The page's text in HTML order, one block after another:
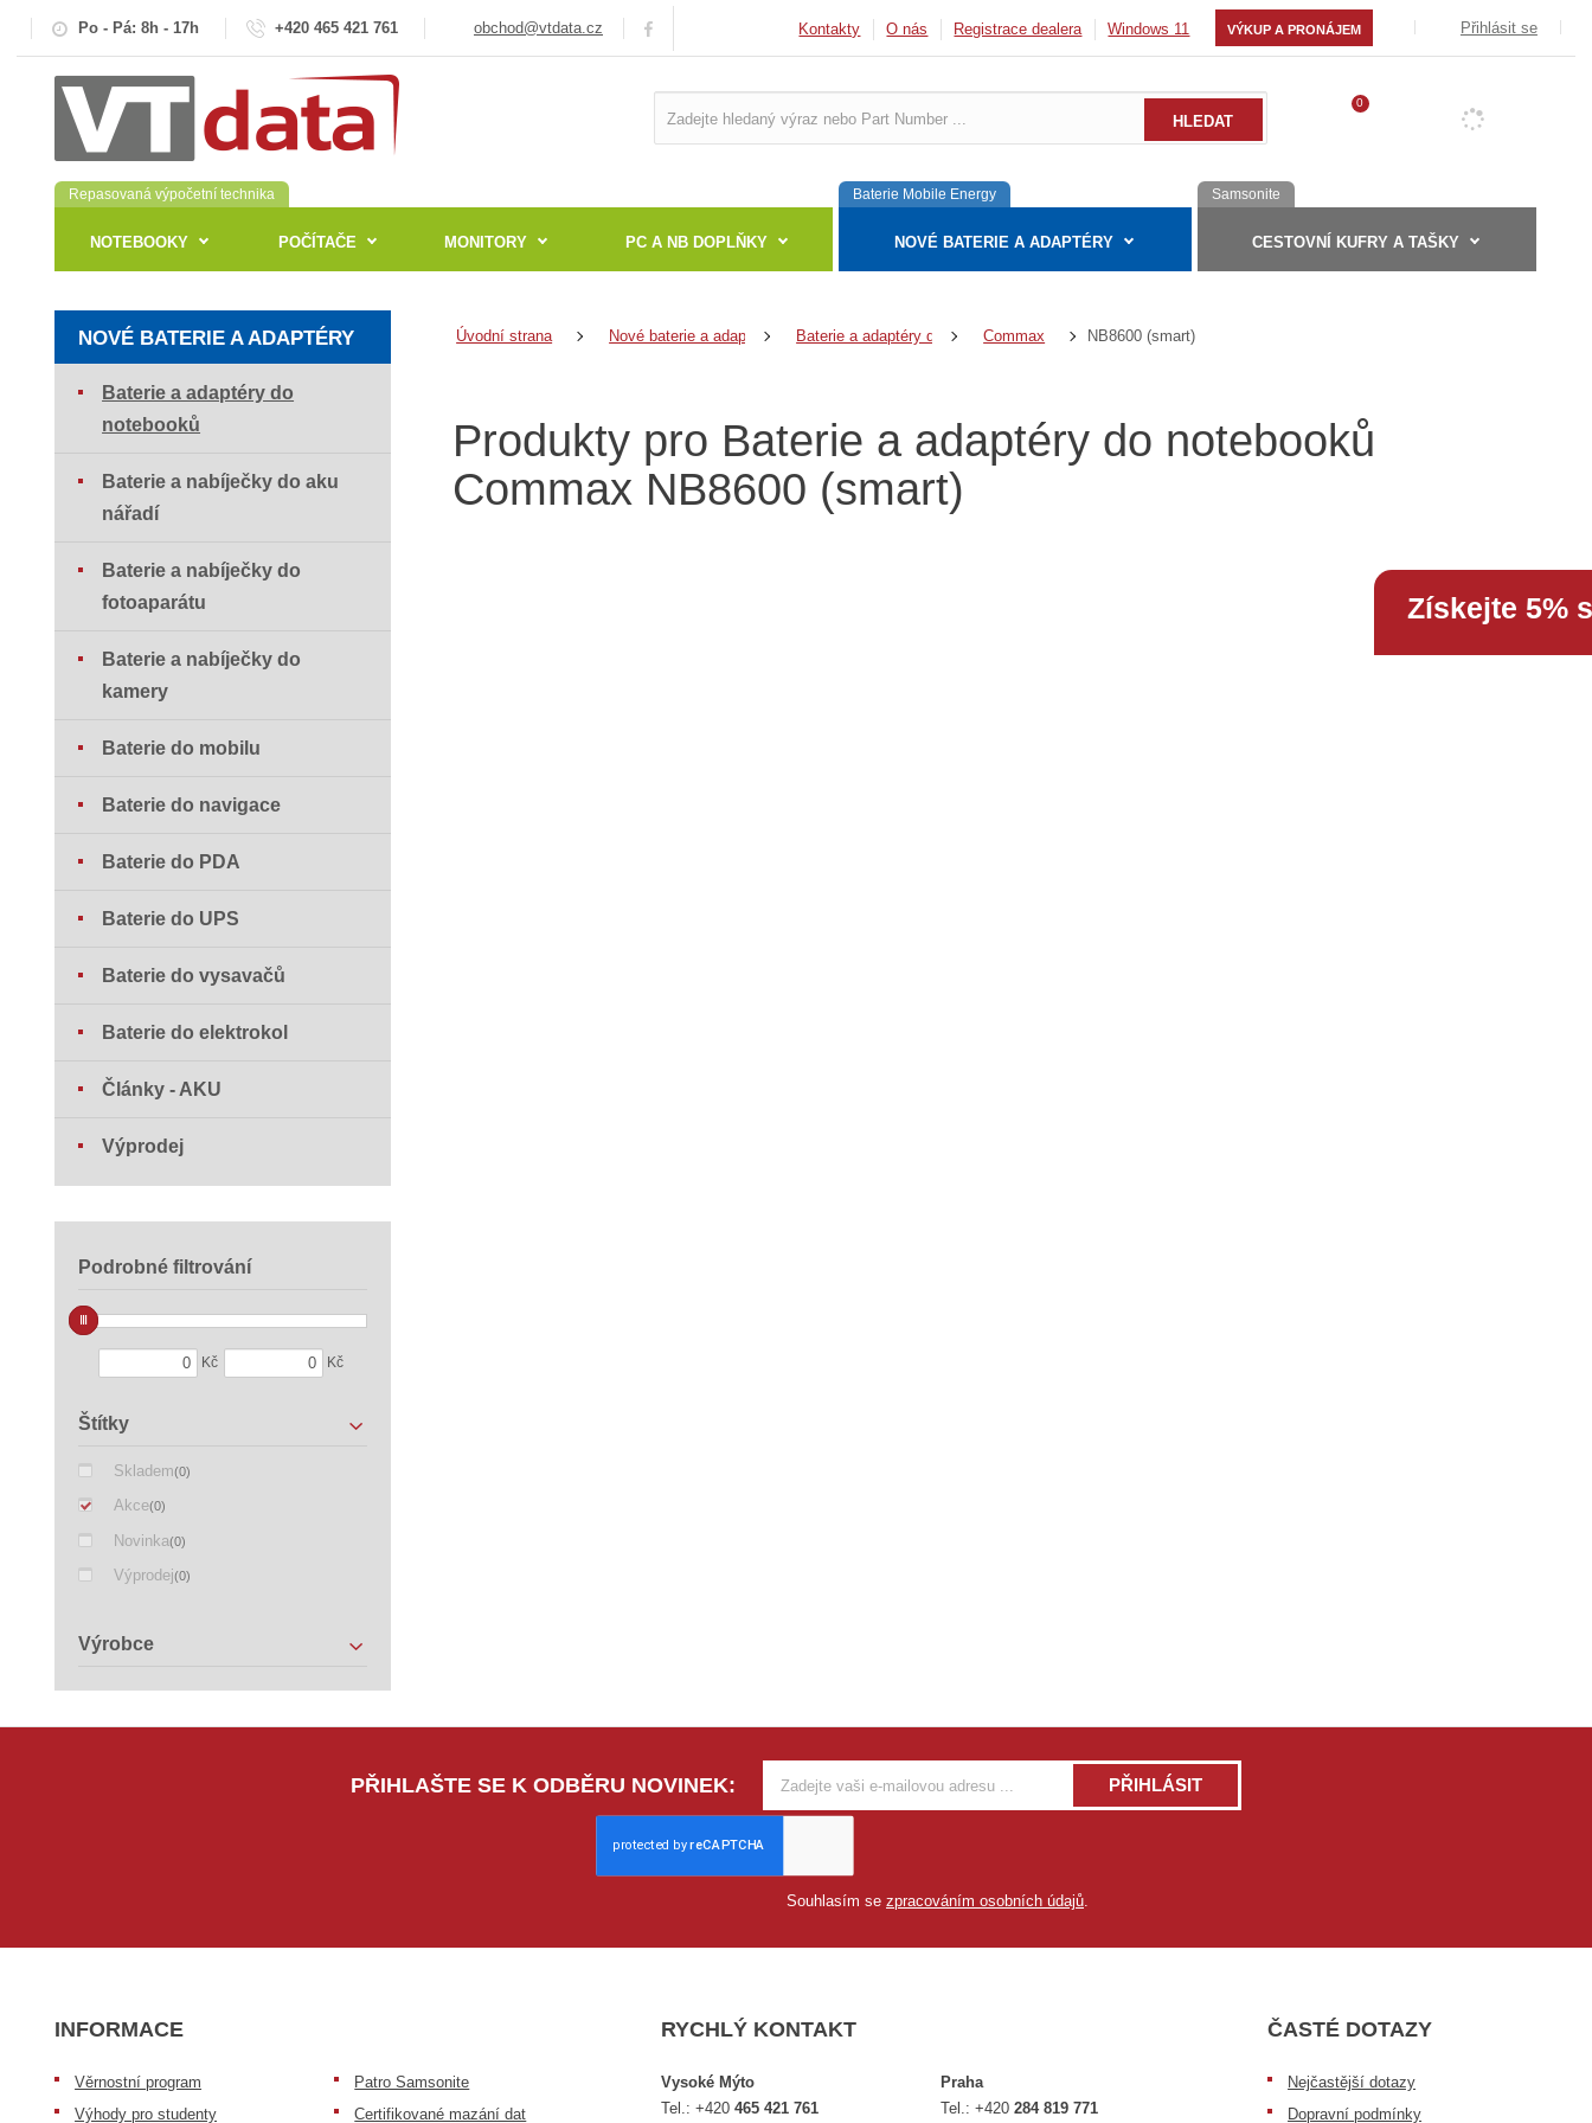
Po - Pá: 8h - 17h +420 465 421 761 obchod@vtdata.cz Kontakty O nás Registrace dealera Windows 11 VÝKUP A PRONÁJEM Přihlásit se
0
Repasovaná výpočetní technika
NOTEBOOKY POČÍTAČE MONITORY PC A NB DOPLŇKY
Baterie Mobile Energy
NOVÉ BATERIE A ADAPTÉRY
Samsonite
CESTOVNÍ KUFRY A TAŠKY
Úvodní strana Nové baterie a adaptéry Baterie a adaptéry do notebooků
Commax NB8600 (smart)
Produkty pro Baterie a adaptéry do notebooků
Commax NB8600 (smart)
NOVÉ BATERIE A ADAPTÉRY
Baterie a adaptéry do
notebooků
Baterie a nabíječky do aku
nářadí
Baterie a nabíječky do
fotoaparátu
Baterie a nabíječky do
kamery
Baterie do mobilu
Baterie do navigace
Baterie do PDA
Baterie do UPS
Baterie do vysavačů
Baterie do elektrokol
Články - AKU
Výprodej
Podrobné filtrování
Kč Kč
Štítky
Skladem(0)
Akce(0)
Novinka(0)
Výprodej(0)
Výrobce
PŘIHLAŠTE SE K ODBĚRU NOVINEK: PŘIHLÁSIT
Souhlasím se zpracováním osobních údajů
INFORMACE
Věrnostní program
Výhody pro studenty
Patro Samsonite
Certifikované mazání dat
Získejte 5%
RYCHLÝ KONTAKT
Vysoké Mýto
Tel.:+420465 421 761
Praha
Tel.:+420284 819 771
ČASTÉ DOTAZY
Nejčastější dotazy
Dopravní podmínky